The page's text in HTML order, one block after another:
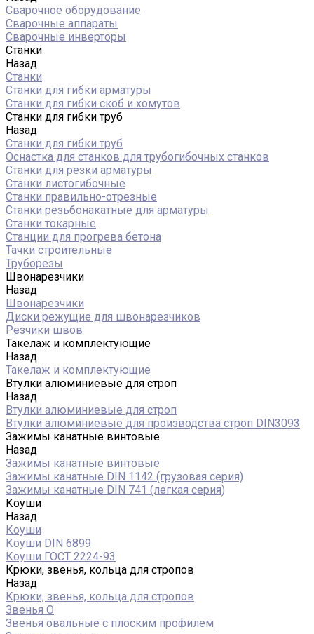
Сварочное оборудование
Сварочные аппараты
Сварочные инверторы
Станки
Назад
Станки
Станки для гибки арматуры
Станки для гибки скоб и хомутов
Станки для гибки труб
Назад
Станки для гибки труб
Оснастка для станков для трубогибочных станков
Станки для резки арматуры
Станки листогибочные
Станки правильно-отрезные
Станки резьбонакатные для арматуры
Станки токарные
Станции для прогрева бетона
Тачки строительные
Труборезы
Швонарезчики
Назад
Швонарезчики
Диски режущие для швонарезчиков
Резчики швов
Такелаж и комплектующие
Назад
Такелаж и комплектующие
Втулки алюминиевые для строп
Назад
Втулки алюминиевые для строп
Втулки алюминиевые для производства строп DIN3093
Зажимы канатные винтовые
Назад
Зажимы канатные винтовые
Зажимы канатные DIN 1142 (грузовая серия)
Зажимы канатные DIN 741 (легкая серия)
Коуши
Назад
Коуши
Коуши DIN 6899
Коуши ГОСТ 2224-93
Крюки, звенья, кольца для стропов
Назад
Крюки, звенья, кольца для стропов
Звенья О
Звенья овальные с плоским профилем